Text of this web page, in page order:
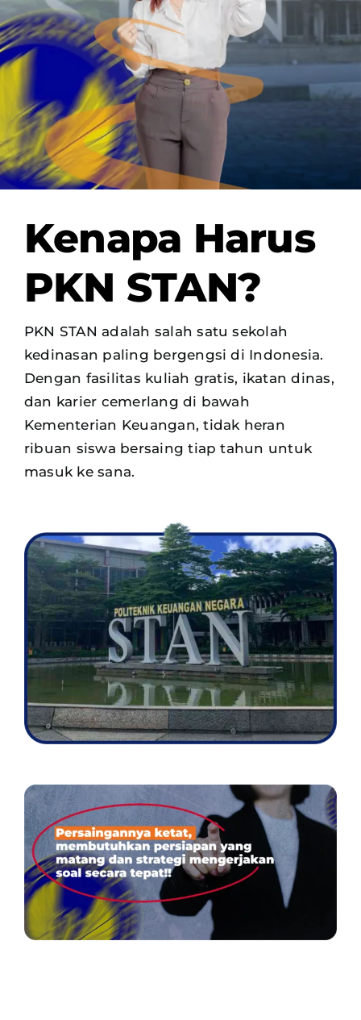
OUR PROGRAM
REGISTRATION
Kenapa Harus
PKN STAN?
PKN STAN adalah salah satu sekolah
kedinasan paling bergengsi di Indonesia.
Dengan fasilitas kuliah gratis, ikatan dinas,
dan karier cemerlang di bawah
Kementerian Keuangan, tidak heran
ribuan siswa bersaing tiap tahun untuk
masuk ke sana.